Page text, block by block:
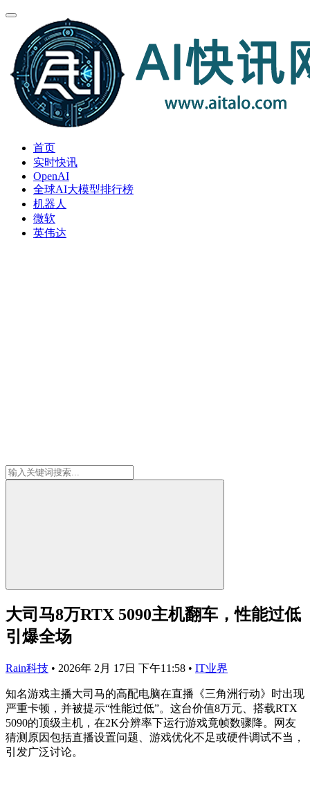
首页
实时快讯
OpenAI
全球AI大模型排行榜
机器人
微软
英伟达
大司马8万RTX 5090主机翻车，性能过低
引爆全场
Rain科技 • 2026年 2月 17日 下午11:58 • IT业界
知名游戏主播大司马的高配电脑在直播《三角洲行动》时出现
严重卡顿，并被提示“性能过低”。这台价值8万元、搭载RTX
5090的顶级主机，在2K分辨率下运行游戏竟帧数骤降。网友
猜测原因包括直播设置问题、游戏优化不足或硬件调试不当，
引发广泛讨论。